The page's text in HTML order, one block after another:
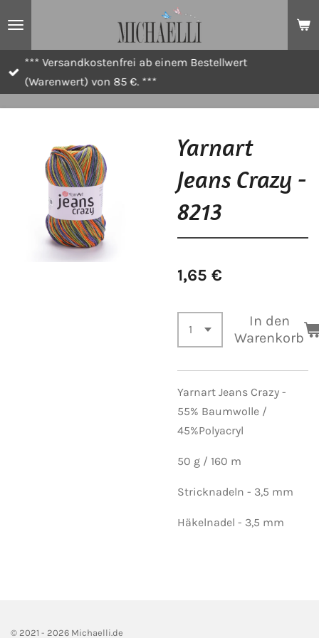
*** Versandkostenfrei ab einem Bestellwert
(Warenwert) von 85 €. ***
Yarnart
Jeans Crazy -
8213
1,65 €
In den
Warenkorb
Yarnart Jeans Crazy -
55% Baumwolle /
45%Polyacryl
50 g / 160 m
Stricknadeln - 3,5 mm
Häkelnadel - 3,5 mm
© 2021 - 2026 Michaelli.de